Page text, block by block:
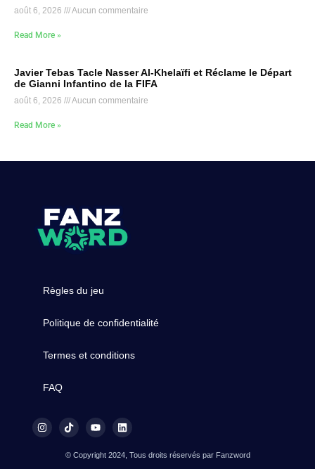
août 6, 2026 Aucun commentaire
Read More »
Javier Tebas Tacle Nasser Al-Khelaïfi et Réclame le Départ
de Gianni Infantino de la FIFA
août 6, 2026 Aucun commentaire
Read More »
Règles du jeu
Politique de confidentialité
Termes et conditions
FAQ
© Copyright 2024, Tous droits réservés par Fanzword